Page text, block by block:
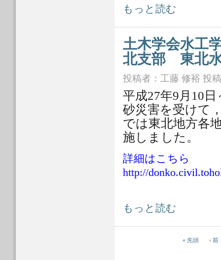
2015年関東・東北豪雨災害 土木学
もっと読む
土木学会水工
北支部 東北
投稿者： 工藤 修裕 投
平成27年9月 10 日
砂災害を受けて
では東北地方各
施しました。
詳細はこちら
http://
土木学会水工学委員会（東北グル
もっと読む
« 先頭 ‹ 前